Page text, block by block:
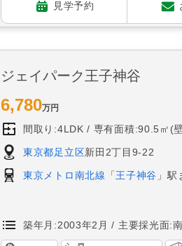
見学予約
ジェイパーク王子神谷
6,780万円
間取り:4LDK 専有面積:90.5㎡(
東京都足立区新田2丁目9-22
東京メトロ南北線 「 王子神谷 」
築年月:2003年2月 主要採光面: